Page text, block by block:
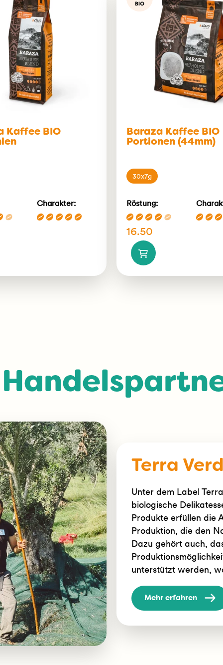
Kaffee BIO
Charakter:
Baraza Kaffee BIO
Portionen (44mm)
30x7g
Röstung:
16.50
Terra
Unter dem Label
biologische
Produkte erfüllen die
Produktion, die den
Dazu gehört auch,
unterstützt werden,
Mehr erfahren